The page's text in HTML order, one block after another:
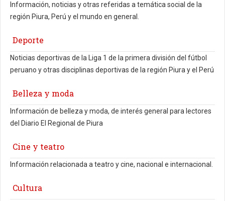
Información, noticias y otras referidas a temática social de la
región Piura, Perú y el mundo en general.
Deporte
Noticias deportivas de la Liga 1 de la primera división del fútbol
peruano y otras disciplinas deportivas de la región Piura y el Perú
Belleza y moda
Información de belleza y moda, de interés general para lectores
del Diario El Regional de Piura
Cine y teatro
Información relacionada a teatro y cine, nacional e internacional.
Cultura